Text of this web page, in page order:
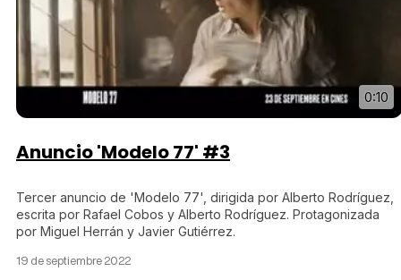
0:10
Anuncio 'Modelo 77' #3
Tercer anuncio de 'Modelo 77', dirigida por Alberto Rodríguez,
escrita por Rafael Cobos y Alberto Rodríguez. Protagonizada
por Miguel Herrán y Javier Gutiérrez.
19 de septiembre 2022